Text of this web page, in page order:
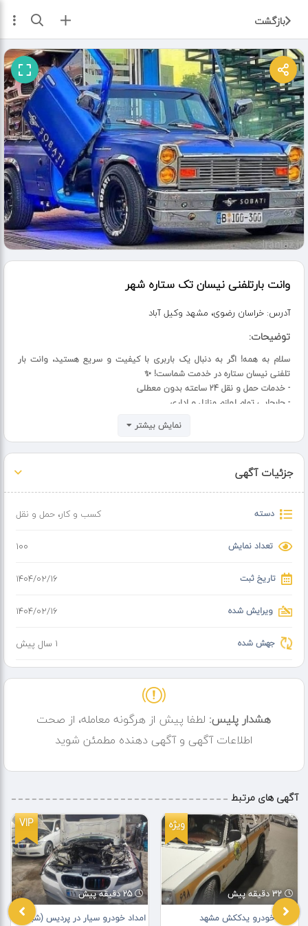
بازگشت ثبت آگهی
وانت بارتلفنی نیسان تک ستاره شهر
آدرس: خراسان رضوی، مشهد وکیل آباد
توضیحات:
سلام به همه! اگر به دنبال یک باربری با کیفیت و سریع هستید، وانت بار
تلفنی نیسان ستاره در خدمت شماست! ✨
- خدمات حمل و نقل 24 ساعته بدون معطلی
- جابجایی تمام لوازم منازل و اداری
- ‍♂️ با کارگران مجرب و حرفه‌ای، بدون حاشیه!
- قیمت‌های مناسب و رقابتی!
نمایش بیشتر
جزئیات آگهی
دسته کسب و کار،حمل و نقل
تعداد نمایش 100
تاریخ ثبت ۱۴۰۴/۰۲/۱۶
ویرایش شده ۱۴۰۴/۰۲/۱۶
جهش شده 1 سال پیش
هشدار پلیس: لطفا پیش از هرگونه معامله، از صحت
اطلاعات آگهی و آگهی دهنده مطمئن شوید
آگهی های مرتبط
VIP
25 دقیقه پیش
امداد خودرو سیار در پردیس (شبانه
ویژه
32 دقیقه پیش
امداد خودرو یدککش مشهد